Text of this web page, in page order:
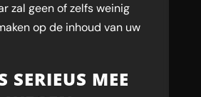
zal geen of zelfs weinig
op de inhoud van uw
SERIEUS MEE